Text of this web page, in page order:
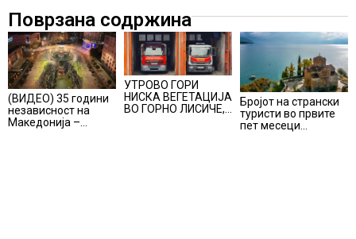
Поврзана содржина
(ВИДЕО) 35 години
независност на
Македонија –
УТРОВО ГОРИ
НИСКА ВЕГЕТАЦИЈА
ВО ГОРНО ЛИСИЧЕ,
Бројот на странски
туристи во првите
пет месеци